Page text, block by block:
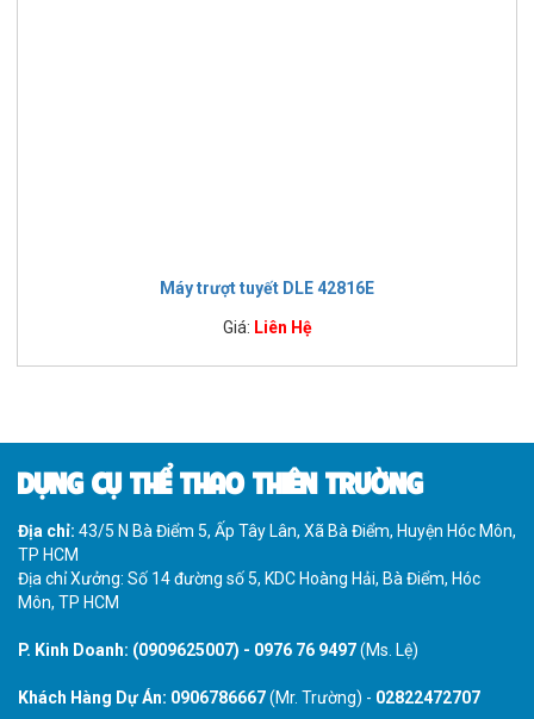
Máy trượt tuyết DLE 42816E
Giá: Liên Hệ
DỤNG CỤ THỂ THAO THIÊN TRƯỜNG
Địa chỉ: 43/5 N Bà Điểm 5, Ấp Tây Lân, Xã Bà Điểm, Huyện Hóc Môn,
TP HCM
Địa chỉ Xưởng: Số 14 đường số 5, KDC Hoàng Hải, Bà Điểm, Hóc
Môn, TP HCM
P. Kinh Doanh: (0909625007) - 0976 76 9497(Ms. Lệ)
Khách Hàng Dự Án: 0906786667(Mr. Trường) - 02822472707